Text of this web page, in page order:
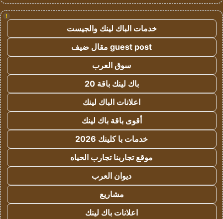
!
خدمات الباك لينك والجيست
guest post مقال ضيف
سوق العرب
باك لينك باقة 20
اعلانات الباك لينك
أقوى باقة باك لينك
خدمات با كلينك 2026
موقع تجاربنا تجارب الحياه
ديوان العرب
مشاريع
اعلانات باك لينك